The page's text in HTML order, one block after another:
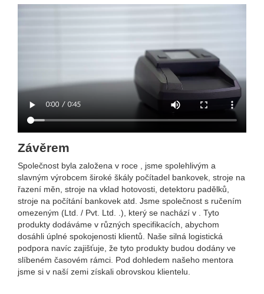
Závěrem
Společnost byla založena v roce , jsme spolehlivým a
slavným výrobcem široké škály počítadel bankovek, stroje na
řazení měn, stroje na vklad hotovosti, detektoru padělků,
stroje na počítání bankovek atd. Jsme společnost s ručením
omezeným (Ltd. / Pvt. Ltd. .), který se nachází v . Tyto
produkty dodáváme v různých specifikacích, abychom
dosáhli úplné spokojenosti klientů. Naše silná logistická
podpora navíc zajišťuje, že tyto produkty budou dodány ve
slíbeném časovém rámci. Pod dohledem našeho mentora
jsme si v naší zemi získali obrovskou klientelu.